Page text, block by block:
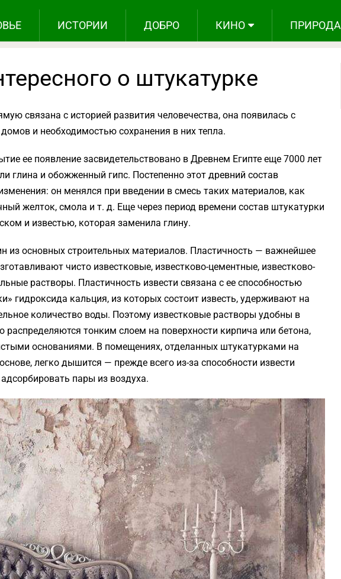
ИСТОРИИ ДОБРО КИНО ПРИРОДА
о штукатурке
связана с историей развития человечества, она появилась с
и необходимостью сохранения в них тепла.
ее появление засвидетельствовано в Древнем Египте еще 7000 лет
глина и обожженный гипс. Постепенно этот древний состав
он менялся при введении в смесь таких материалов, как
желток, смола и т. д. Еще через период времени состав штукатурки
и известью, которая заменила глину.
из основных строительных материалов. Пластичность — важнейшее
чисто известковые, известково-цементные, известково-
растворы. Пластичность извести связана с ее способностью
гидроксида кальция, из которых состоит известь, удерживают на
количество воды. Поэтому известковые растворы удобны в
распределяются тонким слоем на поверхности кирпича или бетона,
основаниями. В помещениях, отделанных штукатурками на
легко дышится — прежде всего из-за способности извести
пары из воздуха.